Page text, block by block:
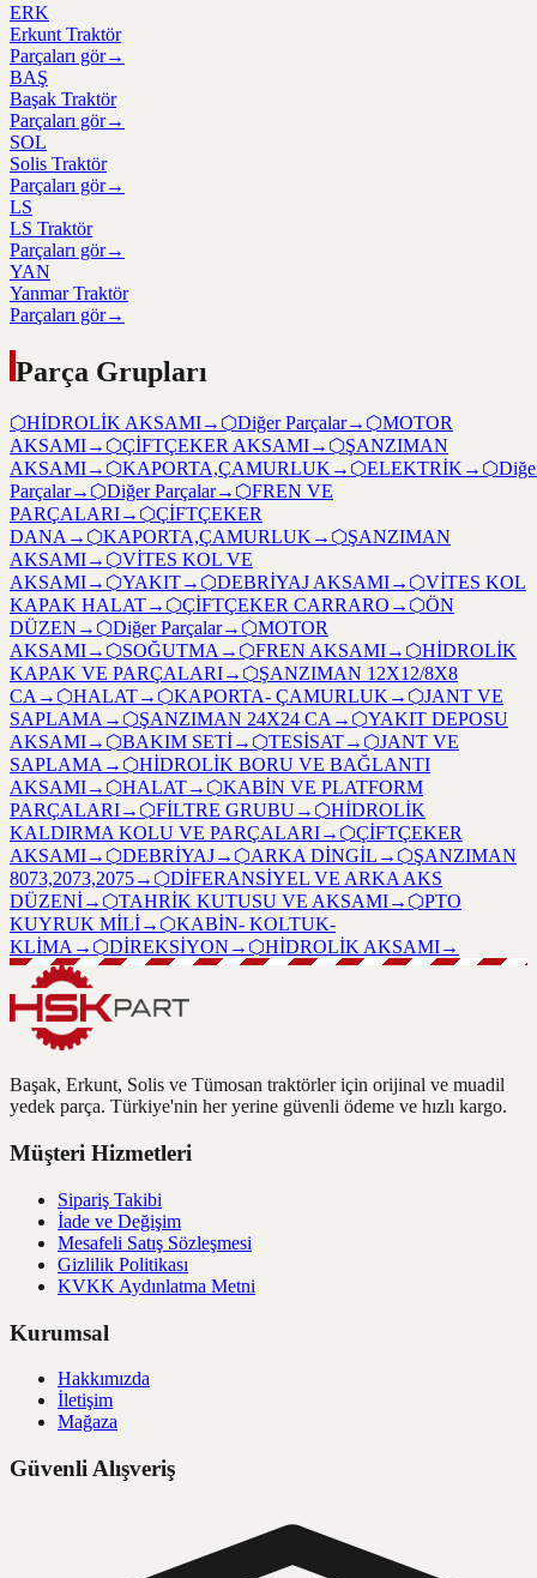
ERK
Erkunt Traktör
Parçaları gör→
BAŞ
Başak Traktör
Parçaları gör→
SOL
Solis Traktör
Parçaları gör→
LS
LS Traktör
Parçaları gör→
YAN
Yanmar Traktör
Parçaları gör→
Parça Grupları
⬡HİDROLİK AKSAMI→ ⬡Diğer Parçalar→ ⬡MOTOR
AKSAMI→ ⬡ÇİFTÇEKER AKSAMI→ ⬡ŞANZIMAN
AKSAMI→ ⬡KAPORTA,ÇAMURLUK→ ⬡ELEKTRİK→ ⬡
Parçalar→ ⬡Diğer Parçalar→ ⬡FREN VE
PARÇALARI→ ⬡ÇİFTÇEKER
DANA→ ⬡KAPORTA,ÇAMURLUK→ ⬡ŞANZIMAN
AKSAMI→ ⬡VİTES KOL VE
AKSAMI→ ⬡YAKIT→ ⬡DEBRİYAJ AKSAMI→ ⬡VİTES KOL
KAPAK HALAT→ ⬡ÇİFTÇEKER CARRARO → ⬡ÖN
DÜZEN → ⬡Diğer Parçalar→ ⬡MOTOR
AKSAMI→ ⬡SOĞUTMA→ ⬡FREN AKSAMI→ ⬡HİDROLİK
KAPAK VE PARÇALARI→ ⬡ŞANZIMAN 12X12/8X8
CA→ ⬡HALAT→ ⬡KAPORTA- ÇAMURLUK→ ⬡JANT VE
SAPLAMA→ ⬡ŞANZIMAN 24X24 CA→ ⬡YAKIT DEPOSU
AKSAMI→ ⬡BAKIM SETİ→ ⬡TESİSAT→ ⬡JANT VE
SAPLAMA→ ⬡HİDROLİK BORU VE BAĞLANTI
AKSAMI→ ⬡HALAT→ ⬡KABİN VE PLATFORM
PARÇALARI→ ⬡FİLTRE GRUBU → ⬡HİDROLİK
KALDIRMA KOLU VE PARÇALARI→ ⬡ÇİFTÇEKER
AKSAMI→ ⬡DEBRİYAJ→ ⬡ARKA DİNGİL → ⬡ŞANZIMAN
8073,2073,2075→ ⬡DİFERANSİYEL VE ARKA AKS
DÜZENİ→ ⬡TAHRİK KUTUSU VE AKSAMI→ ⬡PTO
KUYRUK MİLİ→ ⬡KABİN- KOLTUK-
KLİMA→ ⬡DİREKSİYON → ⬡HİDROLİK AKSAMI→
Başak, Erkunt, Solis ve Tümosan traktörler için orijinal ve muadil
yedek parça. Türkiye'nin her yerine güvenli ödeme ve hızlı kargo.
Müşteri Hizmetleri
Sipariş Takibi
İade ve Değişim
Mesafeli Satış Sözleşmesi
Gizlilik Politikası
KVKK Aydınlatma Metni
Kurumsal
Hakkımızda
İletişim
Mağaza
Güvenli Alışveriş